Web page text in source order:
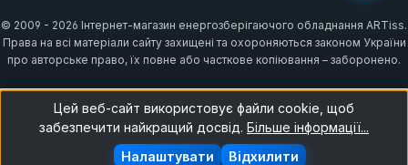
зрозумілий інтерфейс та легкість
налаштування роблять їх доступними
для широкого кола користувачів,
незалежно від технічних навичок.
Широкий асортимент:Бренд
пропонує різноманітні моделі – від
© 2009 - 2026 Інтернет-магазин енергозберігаючого обладнання ARTiss.
Права на всі матеріали сайту захищені та охороняються законом України
про авторське право, їх повне або часткове копіювання – заборонено.
Цей веб-сайт використовує файли cookie, щоб
забезпечити найкращий досвід. Більше інформації...
Відхилити
Налаштувати